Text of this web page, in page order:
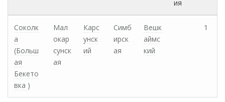
ия
Соколк
а
(Больш
ая
Бекето
вка )
Мал
окар
сунск
ая
Карс
унск
ий
Симб
ирск
ая
Вешк
аймс
кий
1